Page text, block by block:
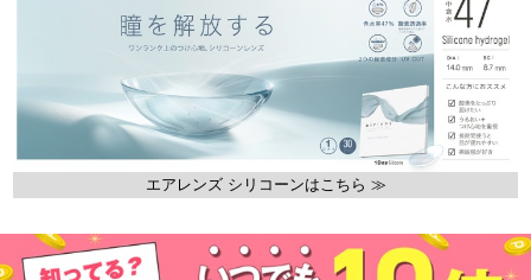
エアレンズ シリコーンはこちら ≫